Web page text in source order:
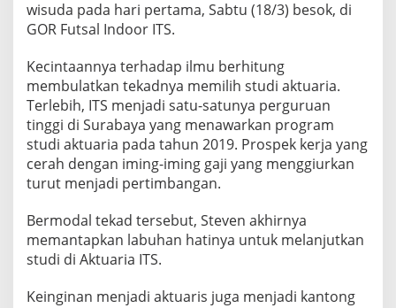
A
R
B
A
I
K
T
S
wisuda pada hari pertama, Sabtu (18/3) besok, di
GOR Futsal Indoor ITS.
Kecintaannya terhadap ilmu berhitung
membulatkan tekadnya memilih studi aktuaria.
Terlebih, ITS menjadi satu-satunya perguruan
tinggi di Surabaya yang menawarkan program
studi aktuaria pada tahun 2019. Prospek kerja yang
cerah dengan iming-iming gaji yang menggiurkan
turut menjadi pertimbangan.
Bermodal tekad tersebut, Steven akhirnya
memantapkan labuhan hatinya untuk melanjutkan
studi di Aktuaria ITS.
Keinginan menjadi aktuaris juga menjadi kantong